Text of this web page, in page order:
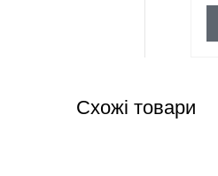
Схожі товари